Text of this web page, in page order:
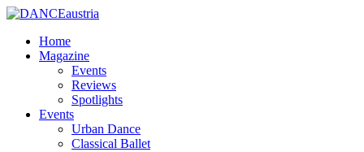
Home
Magazine
Events
Reviews
Spotlights
Events
Urban Dance
Classical Ballet